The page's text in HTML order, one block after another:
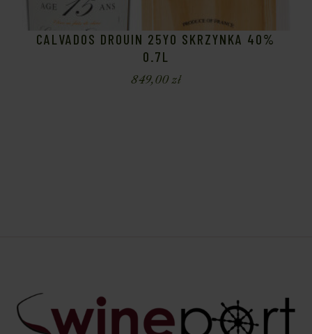
CALVADOS DROUIN 25YO SKRZYNKA 40%
0.7L
849,00zł